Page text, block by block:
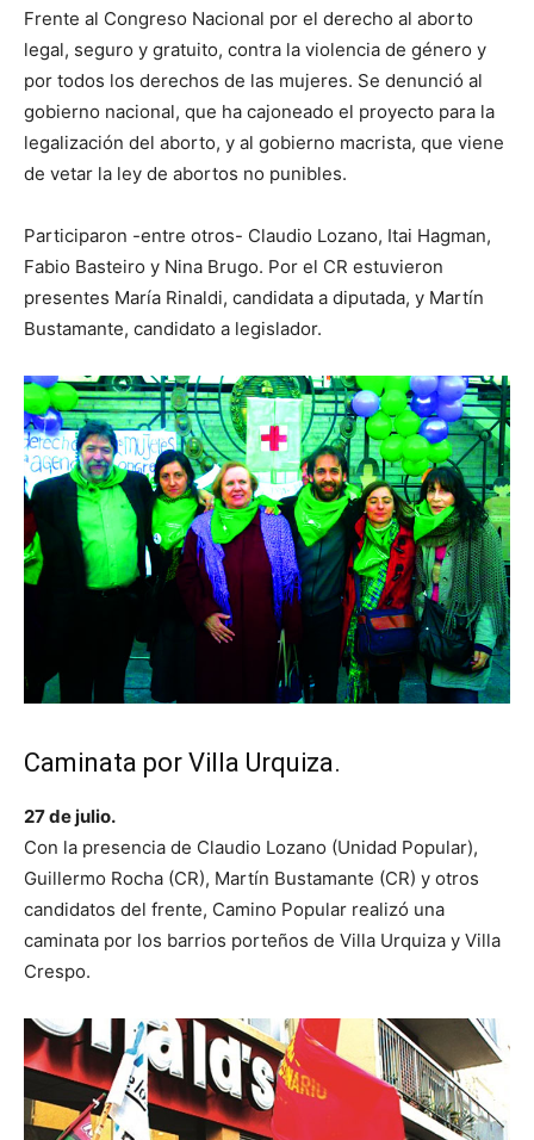
Frente al Congreso Nacional por el derecho al aborto
legal, seguro y gratuito, contra la violencia de género y
por todos los derechos de las mujeres. Se denunció al
gobierno nacional, que ha cajoneado el proyecto para la
legalización del aborto, y al gobierno macrista, que viene
de vetar la ley de abortos no punibles.
Participaron -entre otros- Claudio Lozano, Itai Hagman,
Fabio Basteiro y Nina Brugo. Por el CR estuvieron
presentes María Rinaldi, candidata a diputada, y Martín
Bustamante, candidato a legislador.
Caminata por Villa Urquiza.
27 de julio.
Con la presencia de Claudio Lozano (Unidad Popular),
Guillermo Rocha (CR), Martín Bustamante (CR) y otros
candidatos del frente, Camino Popular realizó una
caminata por los barrios porteños de Villa Urquiza y Villa
Crespo.